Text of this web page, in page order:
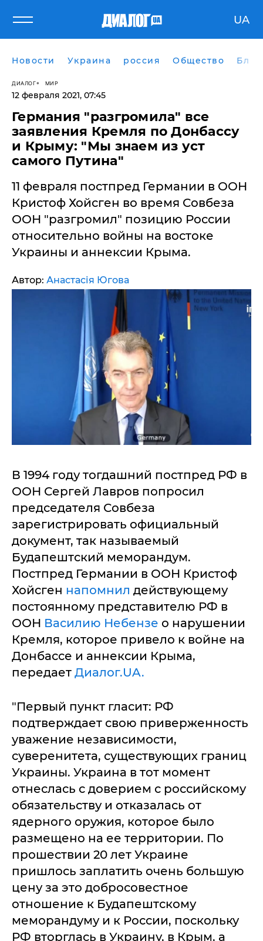
UA
Новости Украина россия Общество
ДИАЛОГ МИР
12 февраля 2021, 07:45
Германия "разгромила" все
заявления Кремля по Донбассу
и Крыму: "Мы знаем из уст
самого Путина"
​11 февраля постпред Германии в ООН
Кристоф Хойсген во время Совбеза
ООН "разгромил" позицию России
относительно войны на востоке
Украины и аннексии Крыма.
Автор: Анастасія Югова
В 1994 году тогдашний постпред РФ в
ООН Сергей Лавров попросил
председателя Совбеза
зарегистрировать официальный
документ, так называемый
Будапештский меморандум.
Постпред Германии в ООН Кристоф
Хойсген напомнил действующему
постоянному представителю РФ в
ООН Василию Небензе о нарушении
Кремля, которое привело к войне на
Донбассе и аннексии Крыма,
передает Диалог.UA.
"Первый пункт гласит: РФ
подтверждает свою приверженность
уважение независимости,
суверенитета, существующих границ
Украины. Украина в тот момент
отнеслась с доверием с российскому
обязательству и отказалась от
ядерного оружия, которое было
размещено на ее территории. По
прошествии 20 лет Украине
пришлось заплатить очень большую
цену за это добросовестное
отношение к Будапештскому
меморандуму и к России, поскольку
РФ вторглась в Украину, в Крым, а